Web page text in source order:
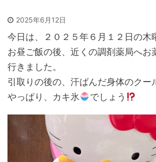
2025年6月12日
今日は、２０２５年６月１２日の木
お昼ご飯の後、近くの調剤薬局へお
行きました。
引取りの後の、汗ばんだ身体のクー
やっぱり、カキ氷
でしょう